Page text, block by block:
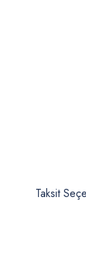
Taksit